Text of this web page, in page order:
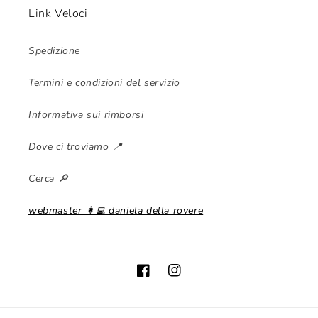
Link Veloci
Spedizione
Termini e condizioni del servizio
Informativa sui rimborsi
Dove ci troviamo 📍
Cerca 🔎
webmaster 👩‍💻 daniela della rovere
FacebookInstagram